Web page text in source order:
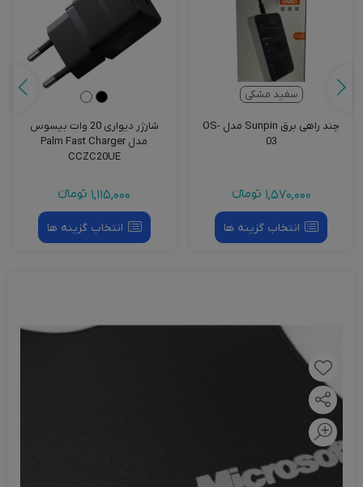
سفید مشکی
چند راهی برق Sunpin مدل OS-
03
1,570,000 تومانءء
انتخاب گزینه ها
شارژر دیواری 20 وات بیسوس
مدل Palm Fast Charger
CCZC20UE
1,115,000 تومانءء
انتخاب گزینه ها